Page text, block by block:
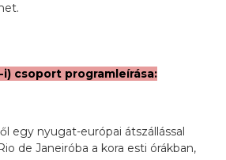
csoport programleírása:
egy nyugat-európai átszállással
de Janeiróba a kora esti órákban,